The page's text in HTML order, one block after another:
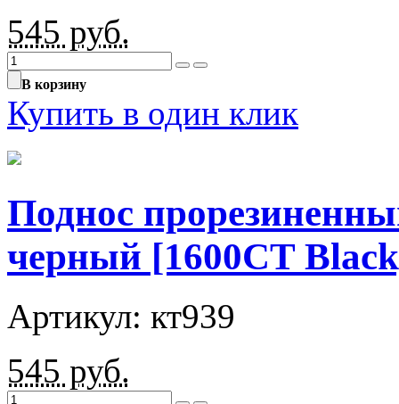
545 руб.
В корзину
Купить в один клик
Поднос
черный [1600CT
Артикул: кт939
545 руб.